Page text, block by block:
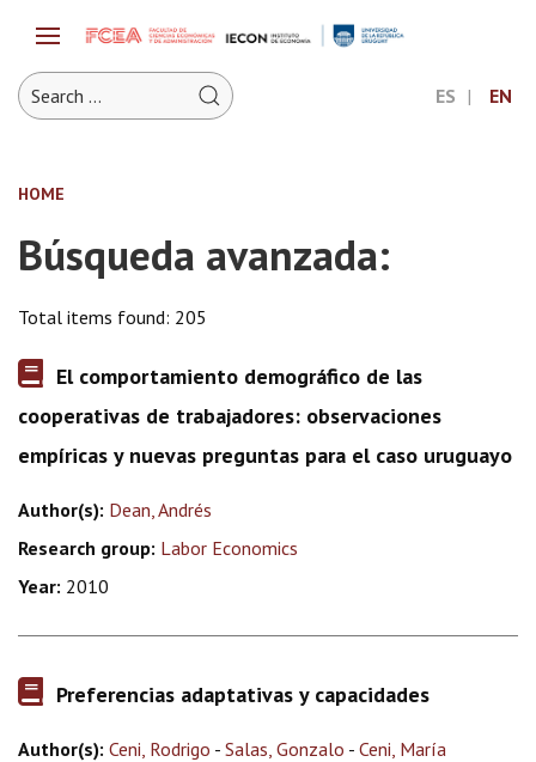
ES EN
HOME
Búsqueda avanzada:
Total items found: 205
El comportamiento demográfico de las
cooperativas de trabajadores: observaciones
empíricas y nuevas preguntas para el caso uruguayo
Author(s): Dean, Andrés
Research group: Labor Economics
Year: 2010
Preferencias adaptativas y capacidades
Author(s): Ceni, Rodrigo - Salas, Gonzalo - Ceni, María